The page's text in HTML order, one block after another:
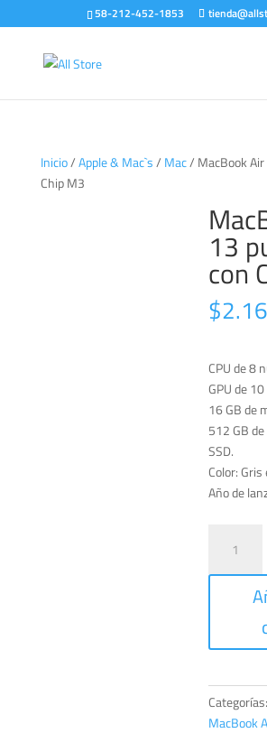
58-212-452-1853
Inicio/Apple & Mac`s/ Mac/ MacBook Air
Chip M3
13
con
$
CPU de 8
GPU de
16 GB de
512 GB
SSD.
Color: Gris
Año de
13
pulgadas
MacBook